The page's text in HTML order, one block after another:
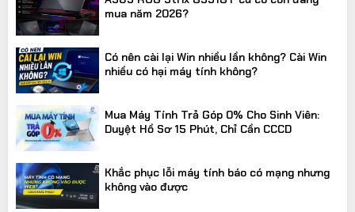
mua năm 2026?
Có nên cài lại Win nhiều lần không? Cài Win
nhiều có hại máy tính không?
Mua Máy Tính Trả Góp 0% Cho Sinh Viên:
Duyệt Hồ Sơ 15 Phút, Chỉ Cần CCCD
Khắc phục lỗi máy tính báo có mạng nhưng
không vào được